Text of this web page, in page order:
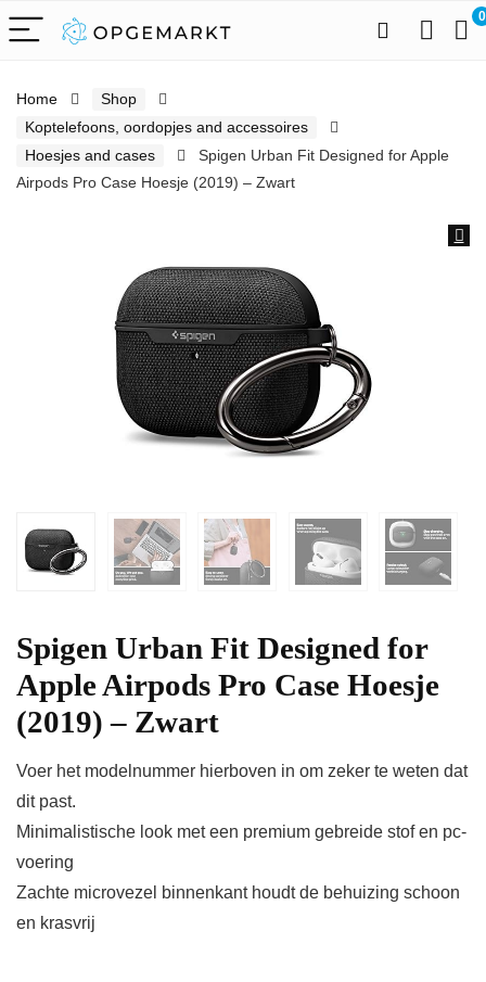
0
Home
Shop
Koptelefoons, oordopjes and accessoires
Hoesjes and cases
Spigen Urban Fit Designed for Apple
Airpods Pro Case Hoesje (2019) – Zwart
Spigen Urban Fit Designed for
Apple Airpods Pro Case Hoesje
(2019) – Zwart
Voer het modelnummer hierboven in om zeker te weten dat
dit past.
Minimalistische look met een premium gebreide stof en pc-
voering
Zachte microvezel binnenkant houdt de behuizing schoon
en krasvrij